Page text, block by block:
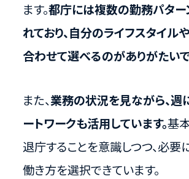
ます。都庁には複数の勤務パタ
れており、自分のライフスタイル
合わせて選べるのがありがたいで
また、業務の状況を見ながら、週
ートワークも活用しています。基
退庁することを意識しつつ、必要
働き方を選択できています。